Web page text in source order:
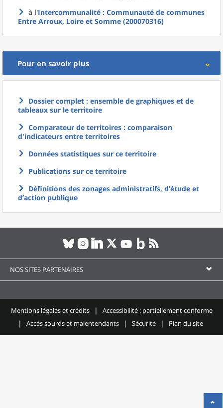
à l'Intercommunalité : Communauté de communes
Entre Arroux, Loire et Somme (200070316)
Pour en savoir plus
Dossier complet : ensemble de graphiques et de
tableaux sur le territoire
Comparateur de territoires : comparaison
d'indicateurs entre territoires
Données statistiques sur ce territoire
Publications sur ce territoire
Définitions des zonages administratifs, d’étude et
d’action publique
NOS SITES PARTENAIRES
Mentions légales et crédits
Accessibilité : partiellement conforme
Accès sourds et malentendants
Sécurité Plan du site